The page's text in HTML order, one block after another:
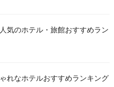
気のホテル・旅館おすすめラン
れなホテルおすすめランキング